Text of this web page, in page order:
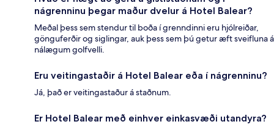
nágrenninu þegar maður dvelur á Hotel Balear?
Meðal þess sem stendur til boða í grenndinni eru hjólreiðar,
gönguferðir og siglingar, auk þess sem þú getur æft sveifluna á
nálægum golfvelli.
Eru veitingastaðir á Hotel Balear eða í nágrenninu?
Já, það er veitingastaður á staðnum.
Er Hotel Balear með einhver einkasvæði utandyra?